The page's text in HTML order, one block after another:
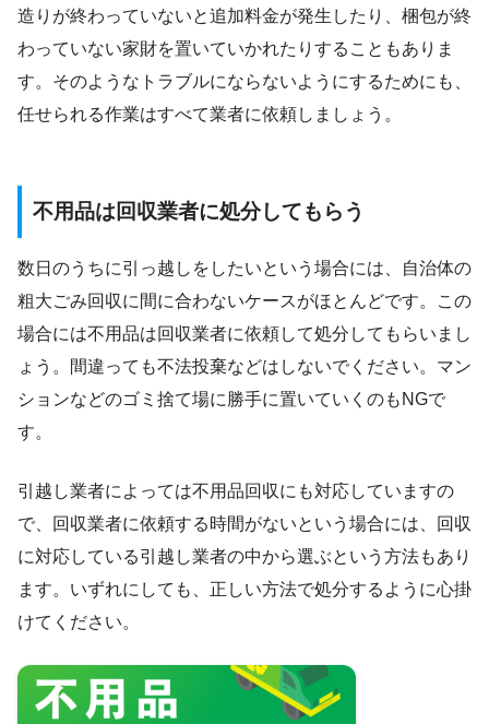
造りが終わっていないと追加料金が発生したり、梱包が終
わっていない家財を置いていかれたりすることもありま
す。そのようなトラブルにならないようにするためにも、
任せられる作業はすべて業者に依頼しましょう。
不用品は回収業者に処分してもらう
数日のうちに引っ越しをしたいという場合には、自治体の
粗大ごみ回収に間に合わないケースがほとんどです。この
場合には不用品は回収業者に依頼して処分してもらいまし
ょう。間違っても不法投棄などはしないでください。マン
ションなどのゴミ捨て場に勝手に置いていくのもNGで
す。
引越し業者によっては不用品回収にも対応していますの
で、回収業者に依頼する時間がないという場合には、回収
に対応している引越し業者の中から選ぶという方法もあり
ます。いずれにしても、正しい方法で処分するように心掛
けてください。